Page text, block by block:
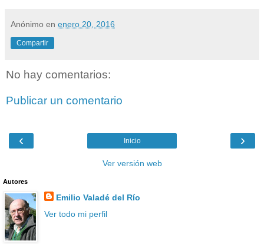
Anónimo en enero 20, 2016
Compartir
No hay comentarios:
Publicar un comentario
‹ ›
Inicio
Ver versión web
Autores
Emilio Valadé del Río
Ver todo mi perfil